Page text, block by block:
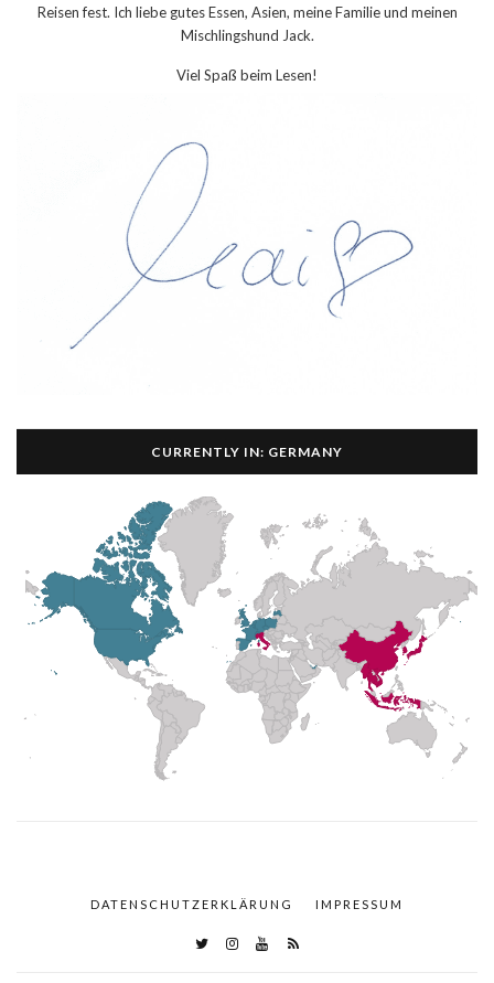
Reisen fest. Ich liebe gutes Essen, Asien, meine Familie und meinen
Mischlingshund Jack.
Viel Spaß beim Lesen!
CURRENTLY IN: GERMANY
DATENSCHUTZERKLÄRUNG IMPRESSUM